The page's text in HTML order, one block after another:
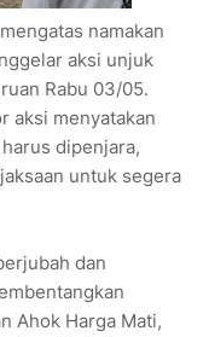
namakan
aksi unjuk
Rabu 03/05.
aksi menyatakan
dipenjara,
untuk segera
dan
Ahok Harga Mati,